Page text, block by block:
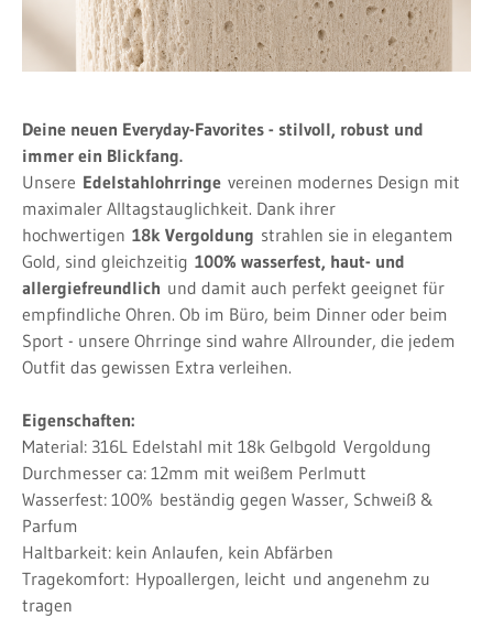
Deine neuen Everyday-Favorites - stilvoll, robust und
immer ein Blickfang.
Unsere Edelstahlohrringe vereinen modernes Design mit
maximaler Alltagstauglichkeit. Dank ihrer
hochwertigen 18k Vergoldung strahlen sie in elegantem
Gold, sind gleichzeitig 100% wasserfest, haut- und
allergiefreundlich und damit auch perfekt geeignet für
empfindliche Ohren. Ob im Büro, beim Dinner oder beim
Sport - unsere Ohrringe sind wahre Allrounder, die jedem
Outfit das gewissen Extra verleihen.
Eigenschaften:
Material: 316L Edelstahl mit 18k Gelbgold Vergoldung
Durchmesser ca: 12mm mit weißem Perlmutt
Wasserfest: 100% beständig gegen Wasser, Schweiß &
Parfum
Haltbarkeit: kein Anlaufen, kein Abfärben
Tragekomfort: Hypoallergen, leicht und angenehm zu
tragen